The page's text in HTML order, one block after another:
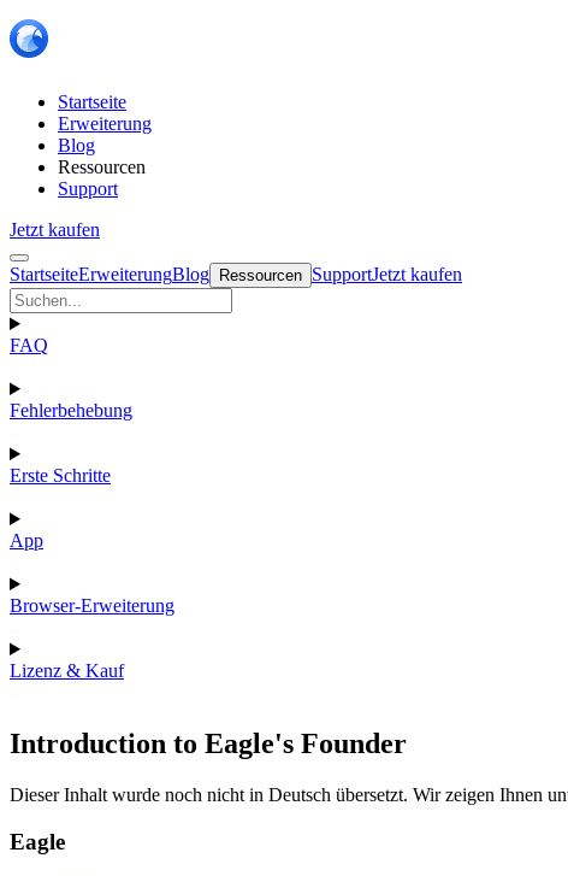
Startseite
Erweiterung
Blog
Ressourcen
Support
Jetzt kaufen
StartseiteErweiterungBlog Ressourcen SupportJetzt kaufen
FAQ
Fehlerbehebung
Erste Schritte
App
Browser-Erweiterung
Lizenz & Kauf
Introduction to Eagle's Founder
Dieser Inhalt wurde noch nicht in Deutsch übersetzt. Wir zeigen Ihnen
Eagle